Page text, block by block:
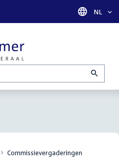
Taal
NL
Commissievergaderingen